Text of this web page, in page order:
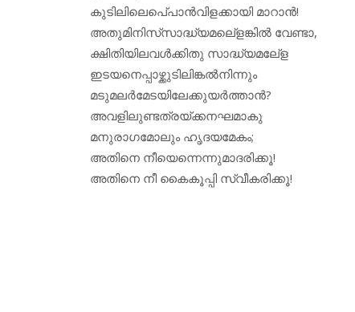
കുടിലിലെപെ്പാന്‍വിളക്കായി മാറാന്‍!
അതുമിനിസ്‌സാദ്ധ്യമലെ്‌ളങ്കില്‍ വേണ്ടാ,
ക്ഷിതിയിലവള്‍ക്കിതു സാദ്ധ്യമലേ്‌ള
ഇടയനെപ്പാഴ്ക്കുടിലിങ്കല്‍നിന്നും
മടുമലര്‍മേടയിലേക്കുയര്‍ത്താന്‍?
അവളിലുണ്ടത്രയ്ക്കനഘമാകു
മനുരാഗമോലും ഹൃദയമേകം;
അതിനെ നീയെന്നെന്നുമാദരിക്കൂ!
അതിനെ നീ കൈകൂപ്പി സ്വീകരിക്കൂ!